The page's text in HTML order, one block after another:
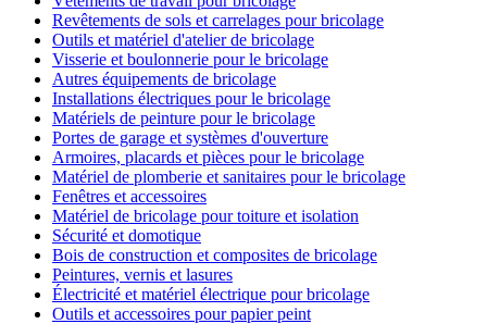
Revêtements de sols et carrelages pour bricolage
Outils et matériel d'atelier de bricolage
Visserie et boulonnerie pour le bricolage
Autres équipements de bricolage
Installations électriques pour le bricolage
Matériels de peinture pour le bricolage
Portes de garage et systèmes d'ouverture
Armoires, placards et pièces pour le bricolage
Matériel de plomberie et sanitaires pour le bricolage
Fenêtres et accessoires
Matériel de bricolage pour toiture et isolation
Sécurité et domotique
Bois de construction et composites de bricolage
Peintures, vernis et lasures
Électricité et matériel électrique pour bricolage
Outils et accessoires pour papier peint